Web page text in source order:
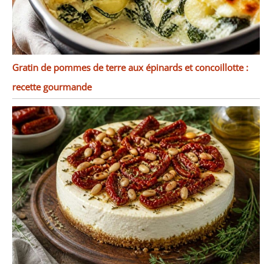
Gratin de pommes de terre aux épinards et concoillotte :
recette gourmande